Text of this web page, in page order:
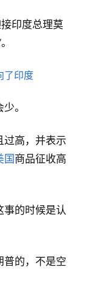
印度总理莫
。
过高，并表示
国 商品征收高
事的时候是认
普的，不是空